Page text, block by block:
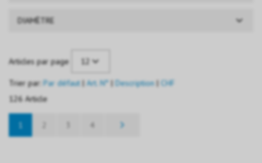
DIAMÈTRE
Articles par page 12
Trier par:Par défaut|Art. N°|Description|CHF
126 Article
1 4